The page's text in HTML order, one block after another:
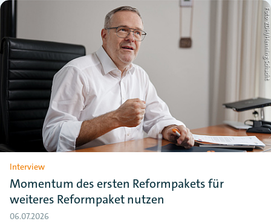
Foto: ZDH/Henning Schacht
Interview
Momentum des ersten Reformpakets für
weiteres Reformpaket nutzen
06.07.2026